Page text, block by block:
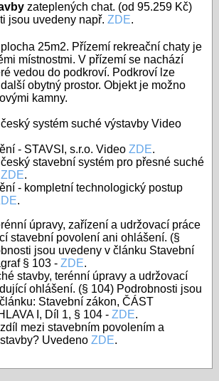
zateplených chat. (od 95.259 Kč)
jsou uvedeny např. ZDE.
25m2. Přízemí rekreační chaty je
místnostmi. V přízemí se nachází
vedou do podkroví. Podkroví lze
obytný prostor. Objekt je možno
kamny.
systém suché výstavby Video
- STAVSI, s.r.o. Video ZDE.
stavební systém pro přesné suché
ZDE.
- kompletní technologický postup
.
úpravy, zařízení a udržovací práce
stavební povolení ani ohlášení. (§
jsou uvedeny v článku Stavební
§ 103 - ZDE.
stavby, terénní úpravy a udržovací
ohlášení. (§ 104) Podrobnosti jsou
Stavební zákon, ČÁST
I, Díl 1, § 104 - ZDE.
mezi stavebním povolením a
Uvedeno ZDE.